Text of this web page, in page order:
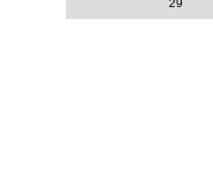
29